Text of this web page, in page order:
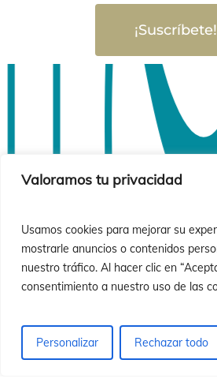
Valoramos tu privacidad
Usamos cookies para mejorar su
mostrarle anuncios o contenidos
nuestro tráfico. Al hacer clic en
consentimiento a nuestro uso de las
Personalizar Rechazar todo
¡Suscríbete!